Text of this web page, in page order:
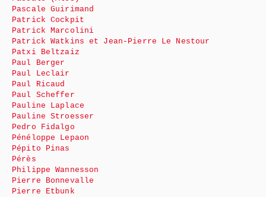
Pascale Guirimand
Patrick Cockpit
Patrick Marcolini
Patrick Watkins et Jean-Pierre Le Nestour
Patxi Beltzaiz
Paul Berger
Paul Leclair
Paul Ricaud
Paul Scheffer
Pauline Laplace
Pauline Stroesser
Pedro Fidalgo
Pénéloppe Lepaon
Pépito Pinas
Pérès
Philippe Wannesson
Pierre Bonnevalle
Pierre Etbunk